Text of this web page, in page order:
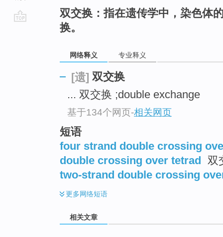
双交换：指在遗传学中，染色体
换。
网络释义 专业释义
[遗] 双交换
... 双交换 ;double exchange
基于134个网页-相关网页
短语
four strand double crossing
double crossing over tetrad 双
two-strand double crossing
更多网络短语
相关文章